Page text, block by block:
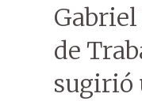
de
sugirió